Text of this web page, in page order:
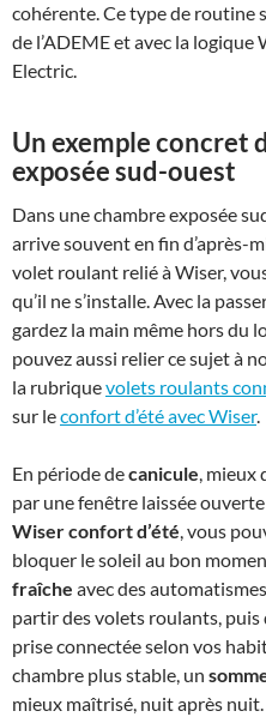
cohérente. Ce type de routine
de l’ADEME et avec la
Electric.
Un exemple concret
exposée sud-ouest
Dans une chambre exposée
arrive souvent en fin d’après-
volet roulant relié à Wiser,
qu’il ne s’installe. Avec la
gardez la main même hors du
pouvez aussi relier ce sujet à
la rubriquevolets roulants
sur leconfort d’été avec Wiser.
En période decanicule, mieux
par une fenêtre laissée
Wiser confort d’été, vous
bloquer le soleil au bon
fraîche avec des
partir des volets roulants, puis
prise connectée selon vos
chambre plus stable, un
mieux maîtrisé, nuit après nuit.